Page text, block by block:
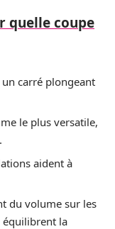
quelle coupe
carré plongeant
le plus versatile,
aident à
du volume sur les
équilibrent la